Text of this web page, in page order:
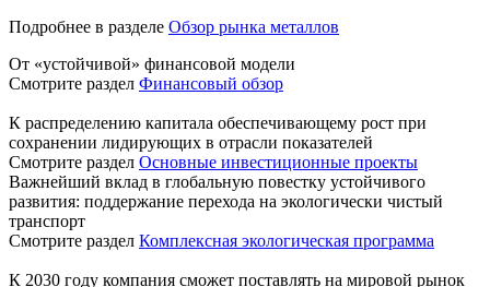
Подробнее в разделе Обзор рынка металлов
От «устойчивой» финансовой модели
Смотрите раздел Финансовый обзор
К распределению капитала обеспечивающему рост при
сохранении лидирующих в отрасли показателей
Смотрите раздел Основные инвестиционные проекты
Важнейший вклад в глобальную повестку устойчивого
развития: поддержание перехода на экологически чистый
транспорт
Смотрите раздел Комплексная экологическая программа
К 2030 году компания сможет поставлять на мировой рынок